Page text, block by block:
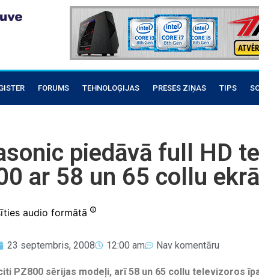
FORUMS TEHNOLOĢIJAS PRESES ZIŅAS TIPS
piedāvā full HD
ar 58 un 65 collu
audio formātā
23 septembris, 2008 12:00 am Nav komentāru
PZ800 sērijas modeļi, arī 58 un 65 collu televizoros